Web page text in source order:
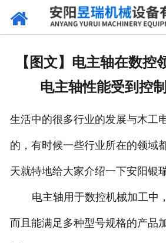
【图文】电主轴在数控
电主轴性能受到控
生活中的很多行业的发展与木工
的，有时候一些行业所在的领域
天就特地给大家介绍一下安阳银
电主轴用于数控机械加工中
而且能满足多种型号规格的产品